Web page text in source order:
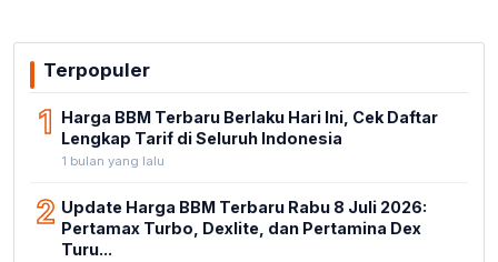
Terpopuler
1 Harga BBM Terbaru Berlaku Hari Ini, Cek Daftar
Lengkap Tarif di Seluruh Indonesia
1 bulan yang lalu
2 Update Harga BBM Terbaru Rabu 8 Juli 2026:
Pertamax Turbo, Dexlite, dan Pertamina Dex
Turu...